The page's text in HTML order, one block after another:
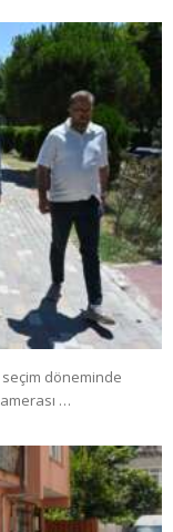
seçim döneminde
…